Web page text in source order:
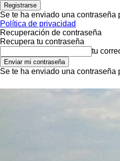
Se te ha enviado una contraseña
Política de privacidad
Recuperación de contraseña
Recupera tu contraseña
tu
Se te ha enviado una contraseña